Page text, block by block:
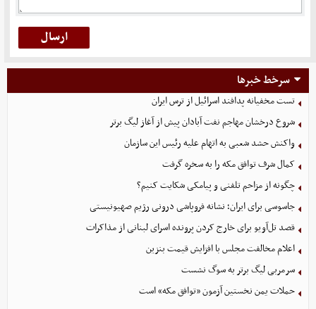
سرخط خبرها
تست مخفیانه پدافند اسرائیل از ترس ایران
شروع درخشان مهاجم نفت آبادان پیش از آغاز لیگ برتر
واکنش حشد شعبی به اتهام‌ علیه رئیس این سازمان
کمال شرف توافق مکه را به سخره گرفت
چگونه از مزاحم تلفنی و پیامکی شکایت کنیم؟
جاسوسی برای ایران؛ نشانه فروپاشی درونی رژیم صهیونیستی
قصد تل‌آویو برای خارج کردن پرونده اسرای لبنانی از مذاکرات
اعلام مخالفت مجلس با افزایش قیمت بنزین
سرمربی لیگ برتر به سوگ نشست
حملات یمن نخستین آزمون «توافق مکه» است